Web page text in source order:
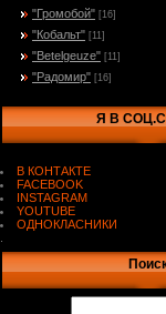
"Громобой" [16]
"Кобальт" [11]
"Betelgeuze" [11]
"Радомир" [16]
Я В
В КОНТАКТЕ
FACEBOOK
INSTAGRAM
YOUTUBE
ОДНОКЛАСНИКИ